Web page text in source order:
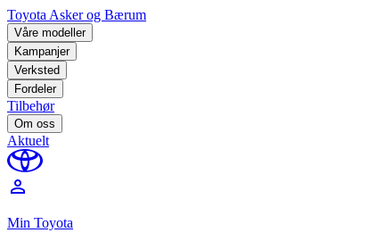
Toyota Asker og Bærum
Våre modeller
Kampanjer
Verksted
Fordeler
Tilbehør
Om oss
Aktuelt
perm_identity
Min Toyota